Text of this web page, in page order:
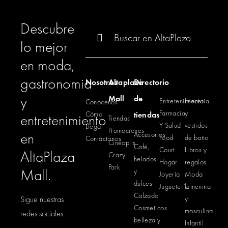
Descubre
lo mejor
en moda,
gastronomia
y
entretenimiento
en
AltaPlaza
Mall.
Sigue nuestras
redes sociales
Nosotros
Conócenos
Cómo
Llegar
Contáctanos
Altaplaza
Mall
Tiendas
Promociones
Cinéoplis
Crazy
Park
Directorio
de
tiendas
Accesorios
Café,
helados
y
dulces
Calzado
Cosmeticos
belleza y
Entretenimiento
Farmacia
Y Salud
Food
Court
Hogar
Joyería
Juguetería
Lencería
y
vestidos
de baño
Libros y
regalos
Moda
femenina
y
masculina
Infantil